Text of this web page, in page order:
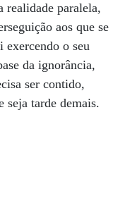
realidade paralela,
aos que se
exercendo o seu
da ignorância,
ser contido,
seja tarde demais.